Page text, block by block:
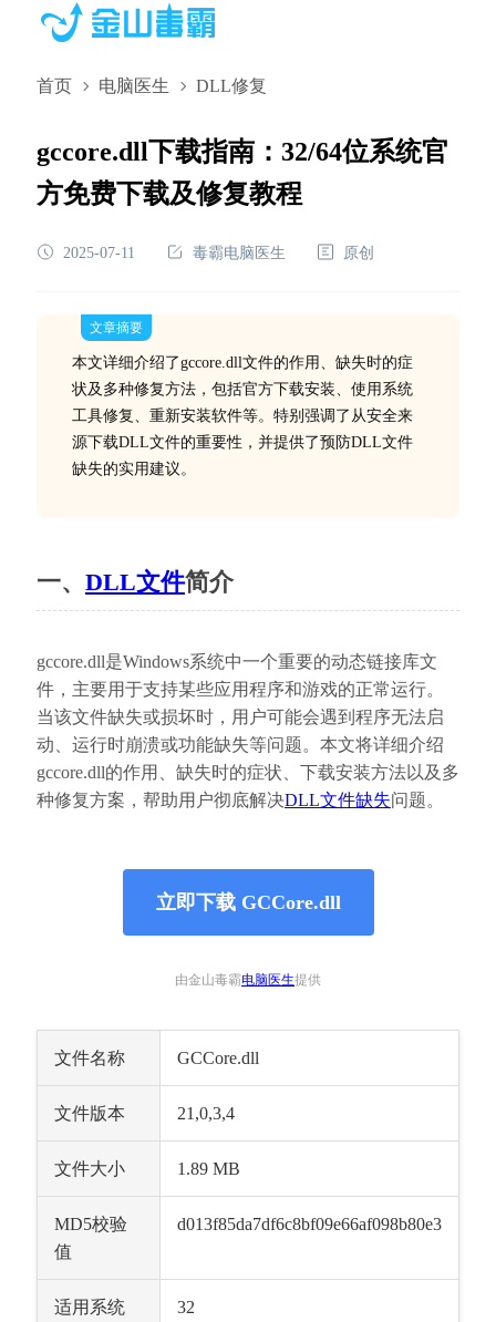
首页 电脑医生 DLL修复
gccore.dll下载指南：32/64位系统官
方免费下载及修复教程
2025-07-11 毒霸电脑医生 原创
文章摘要
本文详细介绍了gccore.dll文件的作用、缺失时的症
状及多种修复方法，包括官方下载安装、使用系统
工具修复、重新安装软件等。特别强调了从安全来
源下载DLL文件的重要性，并提供了预防DLL文件
缺失的实用建议。
一、 DLL文件简介
gccore.dll是Windows系统中一个重要的动态链接库文
件，主要用于支持某些应用程序和游戏的正常运行。
当该文件缺失或损坏时，用户可能会遇到程序无法启
动、运行时崩溃或功能缺失等问题。本文将详细介绍
gccore.dll的作用、缺失时的症状、下载安装方法以及多
种修复方案，帮助用户彻底解决DLL文件缺失问题。
立即下载 GCCore.dll
由金山毒霸电脑医生提供
文件名称 GCCore.dll
文件版本 21,0,3,4
文件大小 1.89 MB
MD5校验
值
d013f85da7df6c8bf09e66af098b80e3
适用系统 32